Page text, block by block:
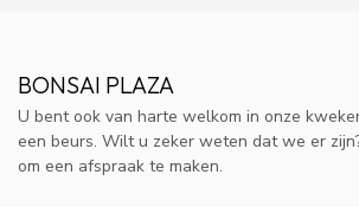
BONSAI PLAZA
U bent ook van harte welkom in onze
een beurs. Wilt u zeker weten dat we er
om een afspraak te maken.